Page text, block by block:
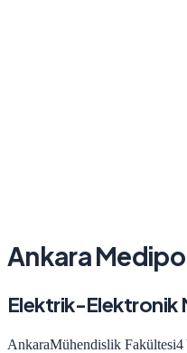
Ankara
Elektrik-Elektronik
AnkaraMühendislik Fakültesi4